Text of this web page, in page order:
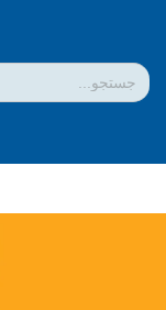
جستجو
برای:
دکمه جستجو